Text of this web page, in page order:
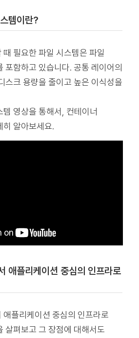
템이란?
필요한 파일 시스템은 파일
포함하고 있습니다. 공통 레이어의
스크 용량을 줄이고 높은 이식성을
영상을 통해서, 컨테이너
히 알아보세요.
애플리케이션 중심의 인프라로
애플리케이션 중심의 인프라로
살펴보고 그 장점에 대해서도